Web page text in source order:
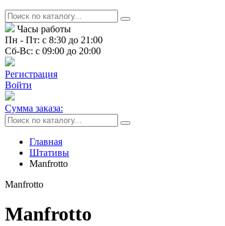
Часы работы
Пн - Пт: с 8:30 до 21:00
Сб-Вс: с 09:00 до 20:00
Регистрация
Войти
Сумма заказа:
Главная
Штативы
Manfrotto
Manfrotto
Manfrotto